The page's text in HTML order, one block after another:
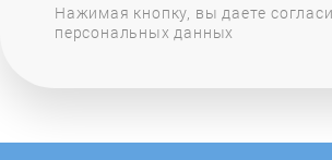
Kaiser
Нажимая кнопку, вы даете
персональных данных